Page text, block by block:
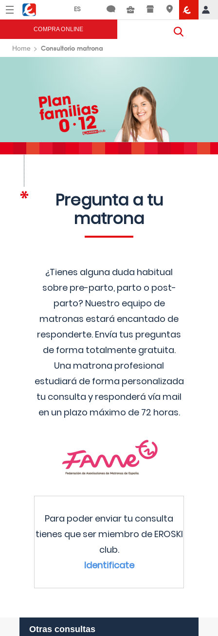
Menú Eroski
COMPRA ONLINE
Home Consultorio matrona
Pregunta a tu
matrona
¿Tienes alguna duda habitual
sobre pre-parto, parto o post-
parto? Nuestro equipo de
matronas estará encantado de
responderte. Envía tus preguntas
de forma totalmente gratuita.
Una matrona profesional
estudiará de forma personalizada
tu consulta y responderá vía mail
en un plazo máximo de 72 horas.
Para poder enviar tu consulta
tienes que ser miembro de EROSKI
club.
Identificate
Otras consultas